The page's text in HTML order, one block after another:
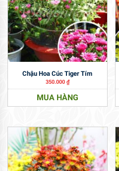
Chậu Hoa Cúc Tiger Tím
350.000 ₫
MUA HÀNG